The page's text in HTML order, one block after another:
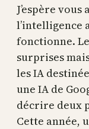
J’espère
l’intelligence
fonctionne.
surprises
les IA
une IA de
décrire deux
Cette année,